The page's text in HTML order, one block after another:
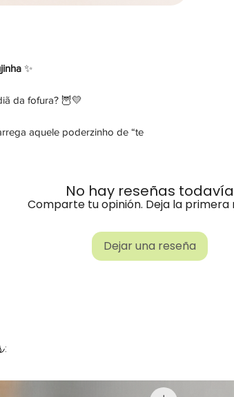
✨
da fofura? 🦉💛
aquele poderzinho de “te
No hay reseñas todavía
Comparte tu opinión. Deja la primera
Dejar una reseña